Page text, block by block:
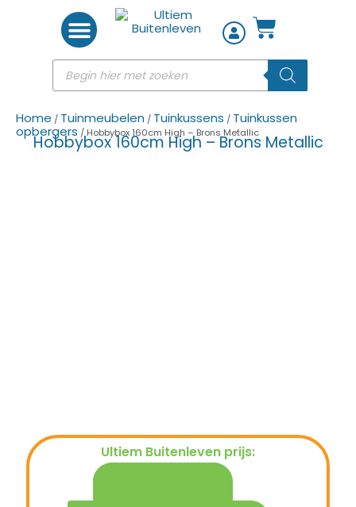
Home / Tuinmeubelen / Tuinkussens / Tuinkussen
opbergers / Hobbybox 160cm High – Brons Metallic
Hobbybox 160cm High – Brons Metallic
Ultiem Buitenleven prijs: